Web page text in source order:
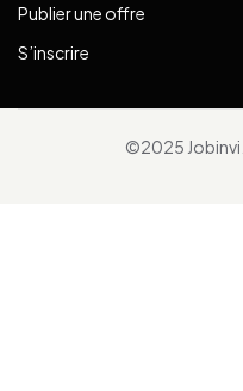
Publier une offre
S’inscrire
©2025